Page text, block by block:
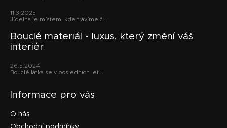
11.3.2025
Jídelna je místem, kde trávíme č...
Bouclé materiál - luxus, který změní váš
interiér
26.5.2024
Bouclé látka se v posledních let...
Informace pro vás
O nás